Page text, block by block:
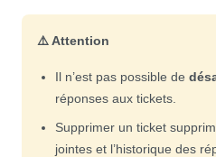
⚠️ Attention
Il n’est pas possible de
réponses aux tickets.
Supprimer un ticket
jointes et l’historique des